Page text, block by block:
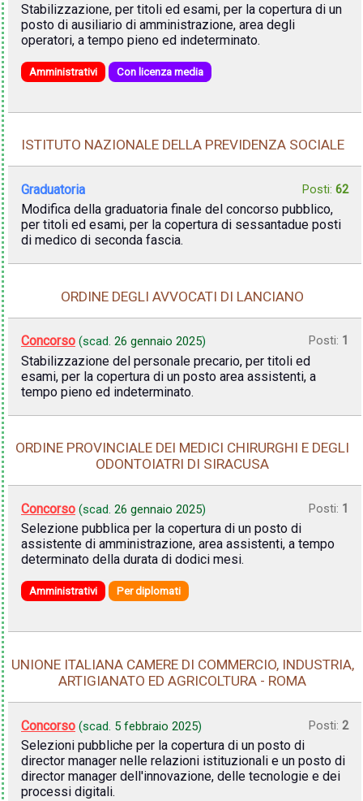
Stabilizzazione, per titoli ed esami, per la copertura di un
posto di ausiliario di amministrazione, area degli
operatori, a tempo pieno ed indeterminato.
Amministrativi Con licenza media
ISTITUTO NAZIONALE DELLA PREVIDENZA SOCIALE
Graduatoria Posti: 62
Modifica della graduatoria finale del concorso pubblico,
per titoli ed esami, per la copertura di sessantadue posti
di medico di seconda fascia.
ORDINE DEGLI AVVOCATI DI LANCIANO
Concorso (scad. 26 gennaio 2025) Posti: 1
Stabilizzazione del personale precario, per titoli ed
esami, per la copertura di un posto area assistenti, a
tempo pieno ed indeterminato.
ORDINE PROVINCIALE DEI MEDICI CHIRURGHI E DEGLI
ODONTOIATRI DI SIRACUSA
Concorso (scad. 26 gennaio 2025) Posti: 1
Selezione pubblica per la copertura di un posto di
assistente di amministrazione, area assistenti, a tempo
determinato della durata di dodici mesi.
Amministrativi Per diplomati
UNIONE ITALIANA CAMERE DI COMMERCIO, INDUSTRIA,
ARTIGIANATO ED AGRICOLTURA - ROMA
Concorso (scad. 5 febbraio 2025) Posti: 2
Selezioni pubbliche per la copertura di un posto di
director manager nelle relazioni istituzionali e un posto di
director manager dell'innovazione, delle tecnologie e dei
processi digitali.